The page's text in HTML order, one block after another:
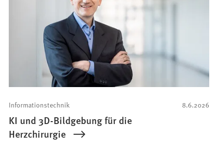
8.6.2026
Informationstechnik
KI und 3D-Bildgebung für die
Herzchirurgie